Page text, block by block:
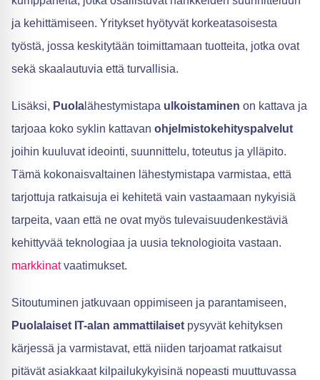
ja kehittämiseen. Yritykset hyötyvät korkeatasoisesta
työstä, jossa keskitytään toimittamaan tuotteita, jotka ovat
sekä skaalautuvia että turvallisia.
Lisäksi, Puola lähestymistapa ulkoistaminen on kattava ja
tarjoaa koko syklin kattavan ohjelmistokehityspalvelut
joihin kuuluvat ideointi, suunnittelu, toteutus ja ylläpito.
Tämä kokonaisvaltainen lähestymistapa varmistaa, että
tarjottuja ratkaisuja ei kehitetä vain vastaamaan nykyisiä
tarpeita, vaan että ne ovat myös tulevaisuudenkestäviä
kehittyvää teknologiaa ja uusia teknologioita vastaan.
markkinatvaatimukset.
Sitoutuminen jatkuvaan oppimiseen ja parantamiseen,
Puolalaiset IT-alan ammattilaiset pysyvät kehityksen
kärjessä ja varmistavat, että niiden tarjoamat ratkaisut
pitävät asiakkaat kilpailukykyisinä nopeasti muuttuvassa